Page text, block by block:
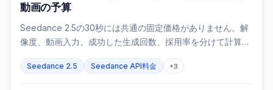
動画の予算
Seedance 2.5の30秒には共通の固定価格がありません。解
像度、動画入力、成功した生成回数、採用率を分けて計算し
Seedance 2.5 Seedance API料金 +3